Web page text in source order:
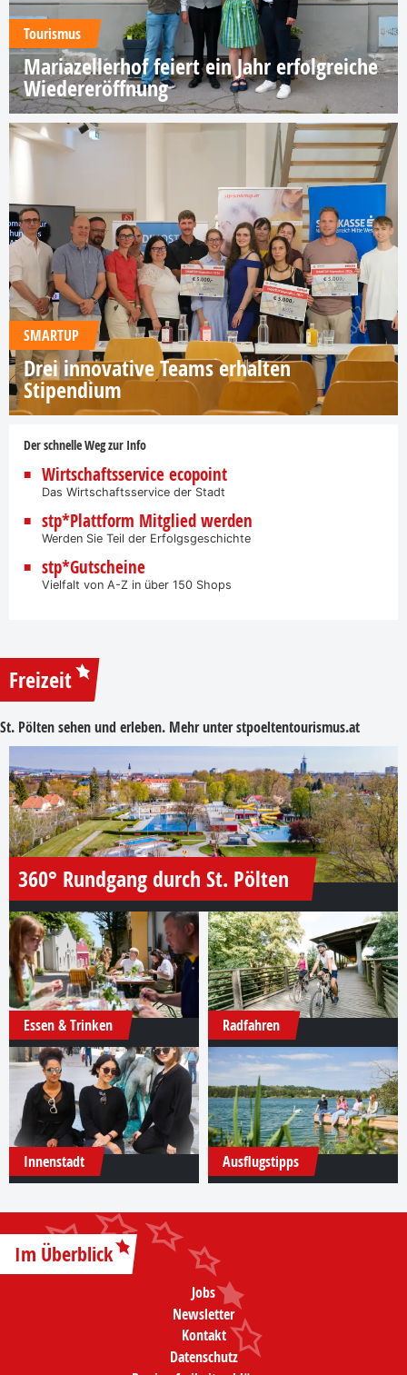
Tourismus
Mariazellerhof feiert ein Jahr erfolgreiche
Wiedereröffnung
SMARTUP
Drei innovative Teams erhalten
Stipendium
Der schnelle Weg zur Info
Wirtschaftsservice ecopoint
Das Wirtschaftsservice der Stadt
stp*Plattform Mitglied werden
Werden Sie Teil der Erfolgsgeschichte
stp*Gutscheine
Vielfalt von A-Z in über 150 Shops
Freizeit
St. Pölten sehen und erleben. Mehr unterstpoeltentourismus.at
360° Rundgang durch St. Pölten
Essen & Trinken Radfahren
Innenstadt Ausflugstipps
Im Überblick
Jobs
Newsletter
Kontakt
Datenschutz